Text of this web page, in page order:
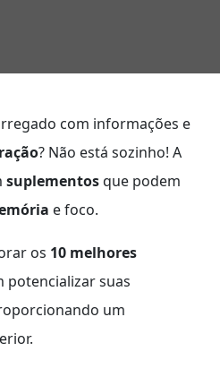
com informações e
? Não está sozinho! A
suplementosque podem
e foco.
os 10 melhores
potencializar suas
um